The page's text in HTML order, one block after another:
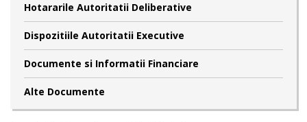
Hotararile Autoritatii Deliberative
Dispozitiile Autoritatii Executive
Documente si Informatii Financiare
Alte Documente